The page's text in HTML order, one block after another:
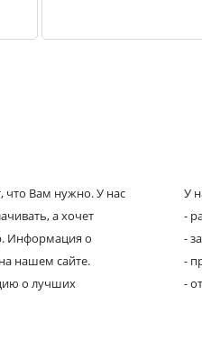
что Вам нужно. У нас
а хочет
Информация о
нашем сайте.
о лучших
У
-
-
-
-